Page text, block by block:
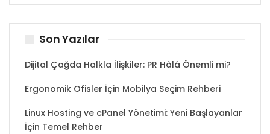
Son Yazılar
Dijital Çağda Halkla İlişkiler: PR Hâlâ Önemli mi?
Ergonomik Ofisler İçin Mobilya Seçim Rehberi
Linux Hosting ve cPanel Yönetimi: Yeni Başlayanlar
İçin Temel Rehber